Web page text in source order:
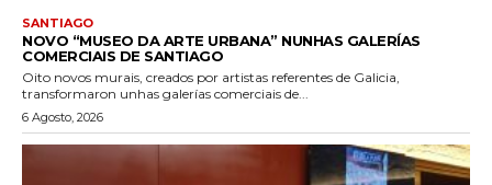
SANTIAGO
NOVO “MUSEO DA ARTE URBANA” NUNHAS GALERÍAS
COMERCIAIS DE SANTIAGO
Oito novos murais, creados por artistas referentes de Galicia,
transformaron unhas galerías comerciais de...
6 Agosto, 2026